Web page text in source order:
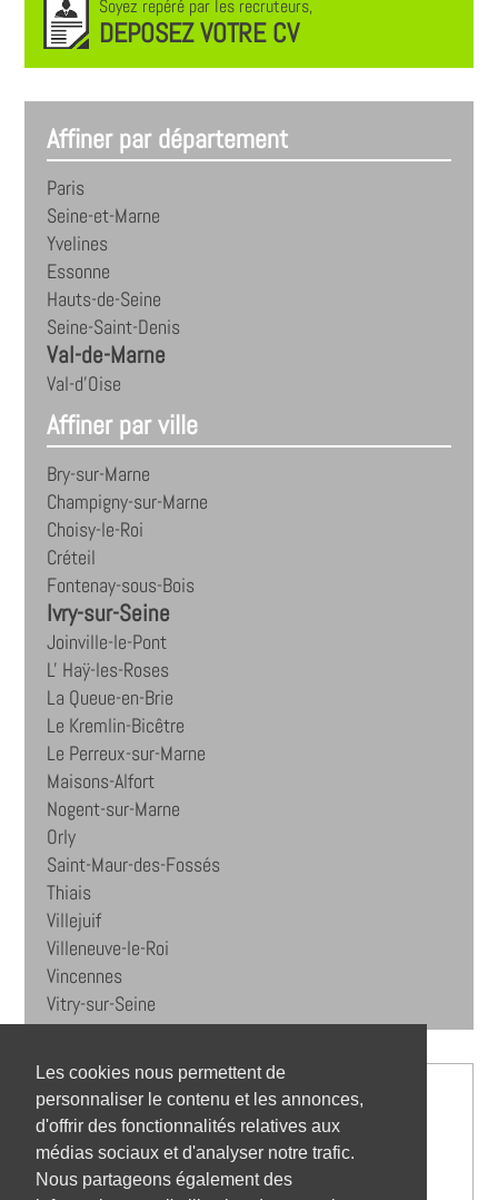
Les cookies nous permettent de
personnaliser le contenu et les annonces,
d'offrir des fonctionnalités relatives aux
médias sociaux et d'analyser notre trafic.
Nous partageons également des
Soyez repéré par les recruteurs,
DEPOSEZ VOTRE CV
Affiner par département
Paris
Seine-et-Marne
Yvelines
Essonne
Hauts-de-Seine
Seine-Saint-Denis
Val-de-Marne
Val-d'Oise
Affiner par ville
Bry-sur-Marne
Champigny-sur-Marne
Choisy-le-Roi
Créteil
Fontenay-sous-Bois
Ivry-sur-Seine
Joinville-le-Pont
L' Haÿ-les-Roses
La Queue-en-Brie
Le Kremlin-Bicêtre
Le Perreux-sur-Marne
Maisons-Alfort
Nogent-sur-Marne
Orly
Saint-Maur-des-Fossés
Thiais
Villejuif
Villeneuve-le-Roi
Vincennes
Vitry-sur-Seine